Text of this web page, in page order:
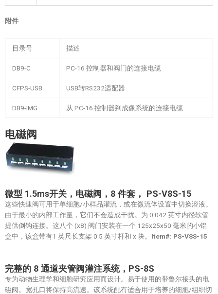
附件
目录号 描述
DB9-C PC-16 控制器和阀门的连接电缆
CFPS-USB USB转RS232适配器
DB9-IMG 从 PC-16 控制器到成像系统的连接电缆
电磁阀
微型 1.5ms开关，电磁阀， 8 件套， PS-V8S-15
这些快速阀可用于单细胞/小样品灌流，或在微流体设置中切换溶液。
由于最小的内部工作量，它们不会造成干扰。为 0.042 英寸内径软管
提供倒钩连接。这八个 (x8) 阀门安装在一个 125x25x50 毫米的小铝
盒中，该盒带有1 英尺长支架 0.5 英寸杆和 x 块。 Item#: PS-V8S-15
完整的 8 通道夹管阀灌注系统，PS-8S
专为动物生理学和细胞研究应用而设计。易于使用的带鲁尔接头的电
磁阀。宽孔口将保持高流速。该系统配有适合用于培养的细胞/组织切